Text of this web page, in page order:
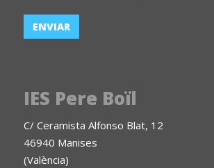
IES Pere Boïl
C/ Ceramista Alfonso Blat, 12
46940 Manises
(València)